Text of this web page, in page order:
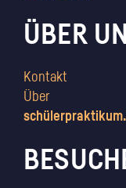
ÜBER
Kontakt
Über